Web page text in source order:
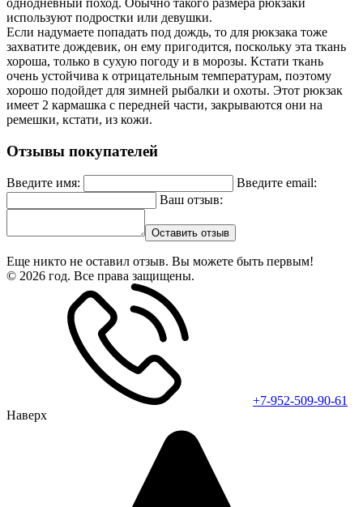
используют подростки или девушки.
Если надумаете попадать под дождь, то для рюкзака тоже
захватите дождевик, он ему пригодится, поскольку эта ткань
хороша, только в сухую погоду и в морозы. Кстати ткань
очень устойчива к отрицательным температурам, поэтому
хорошо подойдет для зимней рыбалки и охоты. Этот рюкзак
имеет 2 кармашка с передней части, закрываются они на
ремешки, кстати, из кожи.
Отзывы покупателей
Введите имя:
Введите email:
Ваш отзыв:
Оставить отзыв
Еще никто не оставил отзыв. Вы можете быть первым!
© 2026 год. Все права защищены.
+7-952-509-90-61
Наверх